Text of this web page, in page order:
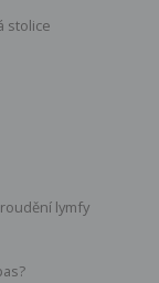
stolice
lymfy